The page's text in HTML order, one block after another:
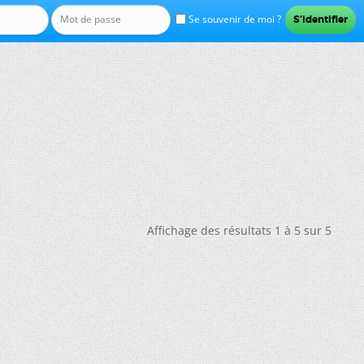
Se souvenir de moi ?
Affichage des résultats 1 à 5 sur 5